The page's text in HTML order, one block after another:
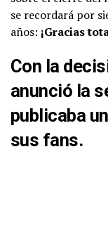
se recordará por
años: ¡Gracias
Con la
anunció la
publicaba
sus fans.